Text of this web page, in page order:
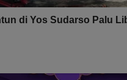
di Yos Sudarso Palu